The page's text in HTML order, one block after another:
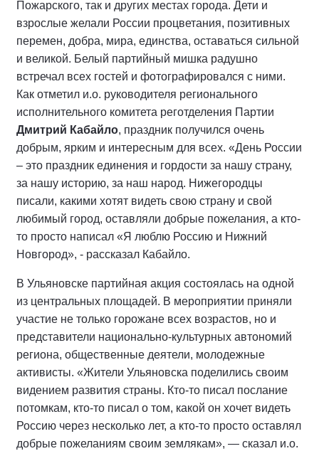
Пожарского, так и других местах города. Дети и
взрослые желали России процветания, позитивных
перемен, добра, мира, единства, оставаться сильной
и великой. Белый партийный мишка радушно
встречал всех гостей и фотографировался с ними.
Как отметил и.о. руководителя регионального
исполнительного комитета реготделения Партии
Дмитрий Кабайло, праздник получился очень
добрым, ярким и интересным для всех. «День России
– это праздник единения и гордости за нашу страну,
за нашу историю, за наш народ. Нижегородцы
писали, какими хотят видеть свою страну и свой
любимый город, оставляли добрые пожелания, а кто-
то просто написал «Я люблю Россию и Нижний
Новгород», - рассказал Кабайло.
В Ульяновске партийная акция состоялась на одной
из центральных площадей. В мероприятии приняли
участие не только горожане всех возрастов, но и
представители национально-культурных автономий
региона, общественные деятели, молодежные
активисты. «Жители Ульяновска поделились своим
видением развития страны. Кто-то писал послание
потомкам, кто-то писал о том, какой он хочет видеть
Россию через несколько лет, а кто-то просто оставлял
добрые пожеланиям своим землякам», — сказал и.о.